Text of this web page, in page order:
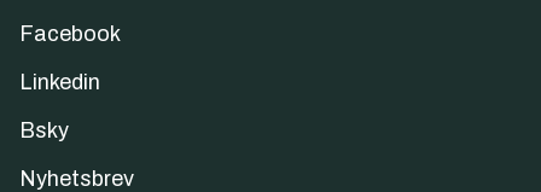
Facebook
Linkedin
Bsky
Nyhetsbrev